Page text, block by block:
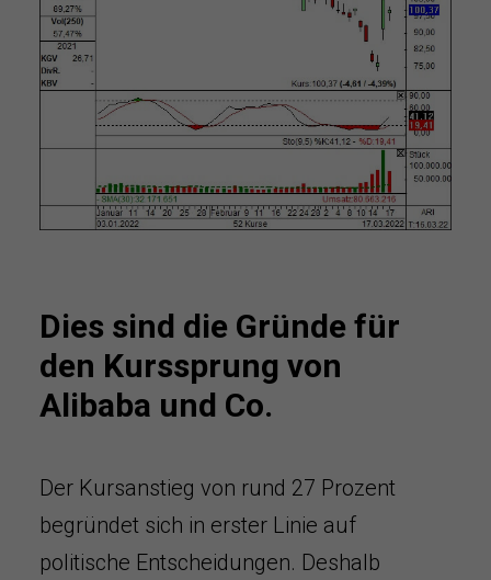
Dies sind die Gründe für
den Kurssprung von
Alibaba und Co.
Der Kursanstieg von rund 27 Prozent
begründet sich in erster Linie auf
politische Entscheidungen. Deshalb